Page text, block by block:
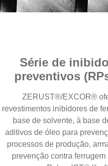
Série de
preventivos
ZERUST®/EXCOR®
revestimentos inibidores de
base de solvente, à base
aditivos de óleo para
processos de produção,
prevenção contra ferrugem